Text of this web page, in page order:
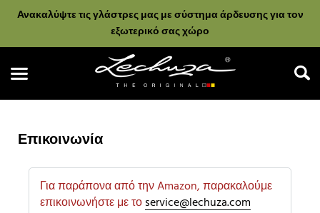
Ανακαλύψτε τις γλάστρες μας με σύστημα άρδευσης για τον
εξωτερικό σας χώρο
Αναζήτηση
Επικοινωνία
Για παράπονα από την Amazon, παρακαλούμε
επικοινωνήστε με τοservice@lechuza.com